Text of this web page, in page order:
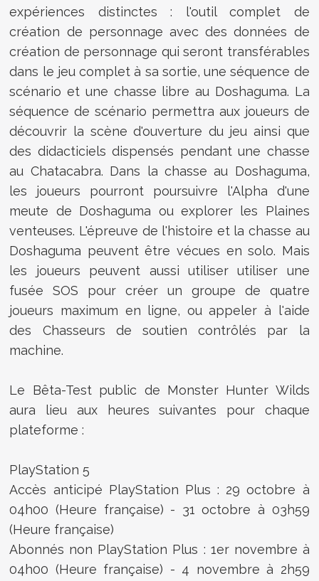
expériences distinctes : l'outil complet de
création de personnage avec des données de
création de personnage qui seront transférables
dans le jeu complet à sa sortie, une séquence de
scénario et une chasse libre au Doshaguma. La
séquence de scénario permettra aux joueurs de
découvrir la scène d'ouverture du jeu ainsi que
des didacticiels dispensés pendant une chasse
au Chatacabra. Dans la chasse au Doshaguma,
les joueurs pourront poursuivre l'Alpha d'une
meute de Doshaguma ou explorer les Plaines
venteuses. L'épreuve de l'histoire et la chasse au
Doshaguma peuvent être vécues en solo. Mais
les joueurs peuvent aussi utiliser utiliser une
fusée SOS pour créer un groupe de quatre
joueurs maximum en ligne, ou appeler à l'aide
des Chasseurs de soutien contrôlés par la
machine.
Le Bêta-Test public de Monster Hunter Wilds
aura lieu aux heures suivantes pour chaque
plateforme :
PlayStation 5
Accès anticipé PlayStation Plus : 29 octobre à
04h00 (Heure française) - 31 octobre à 03h59
(Heure française)
Abonnés non PlayStation Plus : 1er novembre à
04h00 (Heure française) - 4 novembre à 2h59